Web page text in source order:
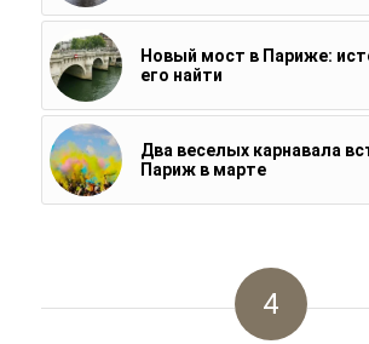
Новый мост в Париже:
его найти
Два веселых карнавала
Париж в марте
4